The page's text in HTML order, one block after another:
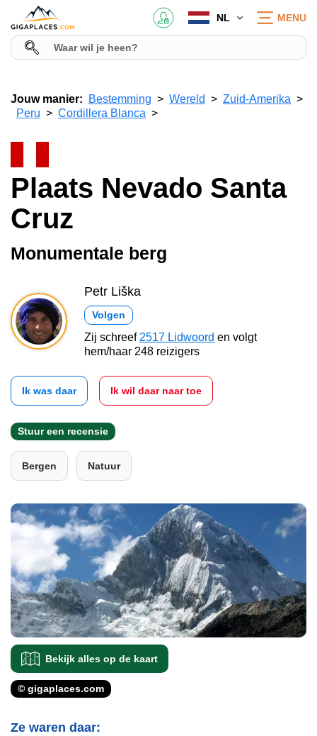
NL MENU
Jouw manier: Bestemming Wereld
Zuid-Amerika
Peru
Cordillera Blanca
Plaats Nevado Santa
Cruz
Monumentale berg
Petr Liška
Volgen
Zij schreef 2517 Lidwoord en volgt
hem/haar 248 reizigers
Ik was daar Ik wil daar naar toe
Stuur een recensie
Bergen Natuur
Bekijk alles op de kaart
© gigaplaces.com
Ze waren daar: